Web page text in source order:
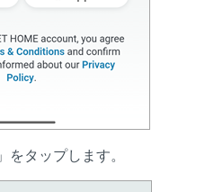
」をタップします。